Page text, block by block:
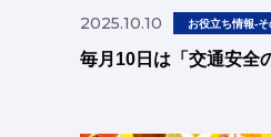
2025.10.10 お役立ち情報-そ
毎月10日は「交通安